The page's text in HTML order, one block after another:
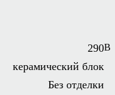
290
керамический блок
Без отделки
В